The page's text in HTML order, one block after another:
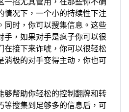
情况下，一个小的持续性下注
同时，你可以搜集信息。这些
手，如果对手是疯子你可以很
在接下来诈唬，你可以很轻松
消极的对手变得主动，你也可
够帮助你轻松的控制翻牌和转
等搜集到足够多的信息后，可